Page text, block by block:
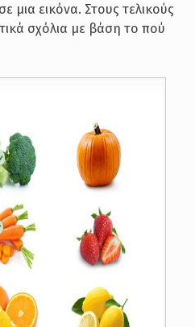
εικόνα. Στους τελικούς
σχόλια με βάση το πού